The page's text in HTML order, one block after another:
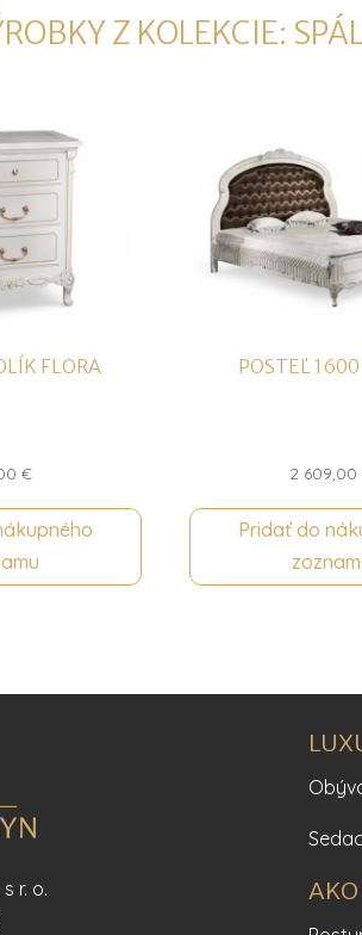
Z KOLEKCIE:
FLORA
€
POSTEĽ
2 609,00
Pridať do
r. o.